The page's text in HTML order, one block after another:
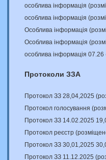
особлива інформація
особлива інформація
Особлива інформація
Особлива інформація
особлива інформація
Протоколи ЗЗА
Протокол ЗЗ 28,04,2025
Протокол голосування
Протокол ЗЗ 14.02.2025
Протокол реєстр
Протокол ЗЗ 30,01,2025
Протокол ЗЗ 11.12.2025